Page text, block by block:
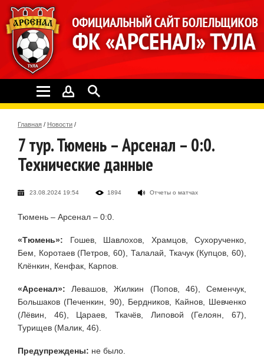
Главная / Новости /
7 тур. Тюмень – Арсенал – 0:0.
Технические данные
23.08.2024 19:54 1894 Отчеты о матчах
Тюмень – Арсенал – 0:0.
«Тюмень»: Гошев, Шавлохов, Храмцов, Сухорученко,
Бем, Коротаев (Петров, 60), Талалай, Ткачук (Купцов, 60),
Клёнкин, Кенфак, Карпов.
«Арсенал»: Левашов, Жилкин (Попов, 46), Семенчук,
Большаков (Печенкин, 90), Бердников, Кайнов, Шевченко
(Лёвин, 46), Цараев, Ткачёв, Липовой (Гелоян, 67),
Турищев (Малик, 46).
Предупреждены: не было.